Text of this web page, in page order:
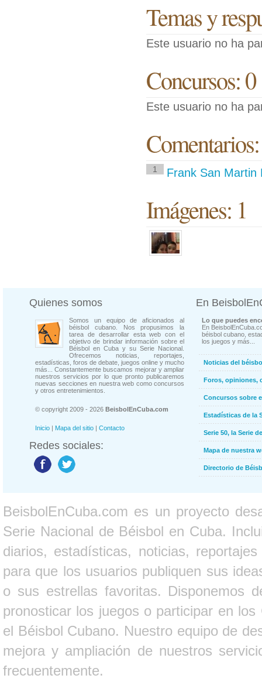
Temas y
Este usuario no ha
Concursos: 0
Este usuario no ha
1 Frank San Martin
Imágenes: 1
Quienes somos
Somos un equipo de aficionados al
béisbol cubano. Nos propusimos la
tarea de desarrollar esta web con el
objetivo de brindar información sobre el
Béisbol en Cuba y su Serie Nacional.
Ofrecemos noticias, reportajes,
estadísticas, foros de debate, juegos online y mucho
más... Constantemente buscamos mejorar y ampliar
nuestros servicios por lo que pronto publicaremos
nuevas secciones en nuestra web como concursos
y otros entretenimientos.
© copyright 2009 - 2026 BeisbolEnCuba.com
Inicio | Mapa del sitio | Contacto
Redes sociales:
En
Lo que puedes
En
béisbol cubano,
los juegos y más...
Noticias del
Foros, opiniones,
Concursos sobre
Estadísticas de la
Serie 50, la Serie
Mapa de nuestra
Directorio de
BeisbolEnCuba.com es un proyecto
Serie Nacional de Béisbol en Cuba.
diarios, estadísticas, noticias,
para que los usuarios publiquen sus
o sus estrellas favoritas. Disponemos
pronosticar los juegos o participar en
el Béisbol Cubano. Nuestro equipo de
mejora y ampliación de nuestros
frecuentemente.